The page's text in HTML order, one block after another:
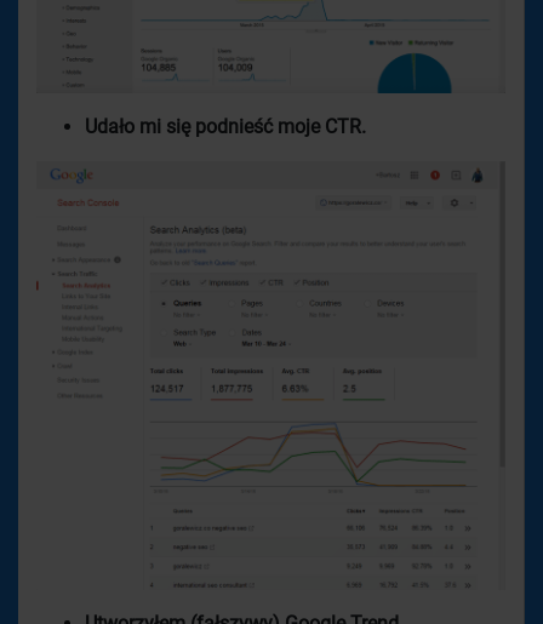
Udało mi się podnieść moje CTR.